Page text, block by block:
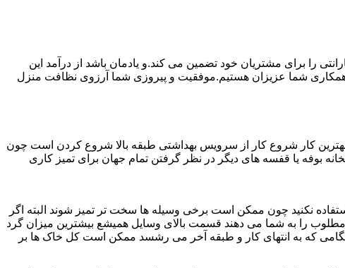
را برای مشتریان خود تضمین می کند.و یادمان باشد از درآمد این
شما عزیزان هستیم.موفقیت و پیروزی شما آرزوی نظافت منزل
کار شروع کار از سرویس بهداشتی طبقه بالا شروع کردن است چون
بوفه یا قفسه های دیگر در نظر گرفتن تمام جهان برای تمیز کاری
نکنید چون ممکن است برخی وسیله ها سخت تر تمیز شوند البته اگر
را به شما می دهند قسمت بالای وسایل همیشع بیشترین میزان گرد
که به انتهای کار و طبقه آخر می رشسد ممکن است کل خاک ها بر